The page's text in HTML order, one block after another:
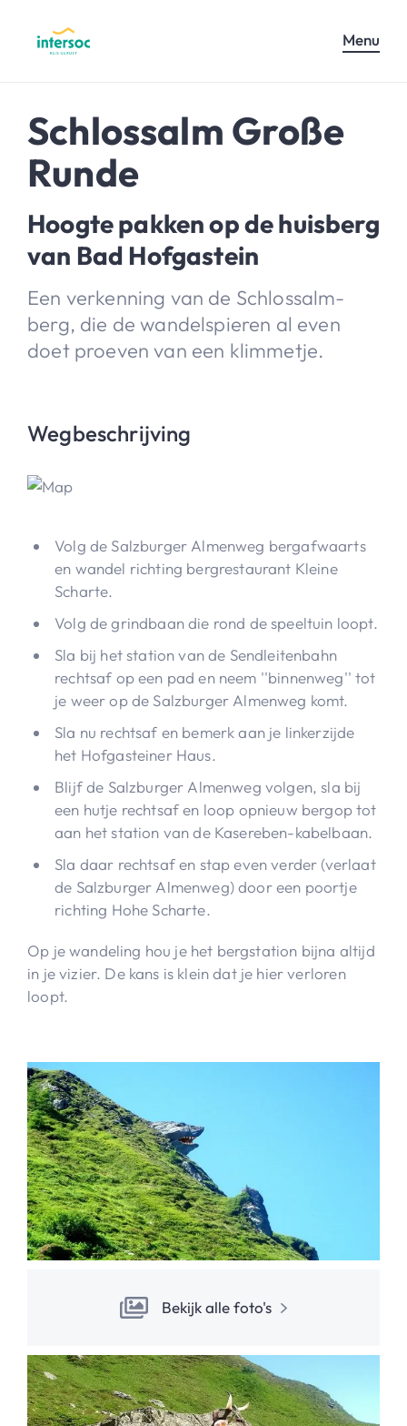
Menu
Schlossalm Große
Runde
Hoogte pakken op de huisberg
van Bad Hofgastein
Een verkenning van de Schlossalm-
berg, die de wandelspieren al even
doet proeven van een klimmetje.
Wegbeschrijving
Volg de Salzburger Almenweg bergafwaarts
en wandel richting bergrestaurant Kleine
Scharte.
Volg de grindbaan die rond de speeltuin loopt.
Sla bij het station van de Sendleitenbahn
rechtsaf op een pad en neem ''binnenweg'' tot
je weer op de Salzburger Almenweg komt.
Sla nu rechtsaf en bemerk aan je linkerzijde
het Hofgasteiner Haus.
Blijf de Salzburger Almenweg volgen, sla bij
een hutje rechtsaf en loop opnieuw bergop tot
aan het station van de Kasereben-kabelbaan.
Sla daar rechtsaf en stap even verder (verlaat
de Salzburger Almenweg) door een poortje
richting Hohe Scharte.
Op je wandeling hou je het bergstation bijna altijd
in je vizier. De kans is klein dat je hier verloren
loopt.
Bekijk alle foto's